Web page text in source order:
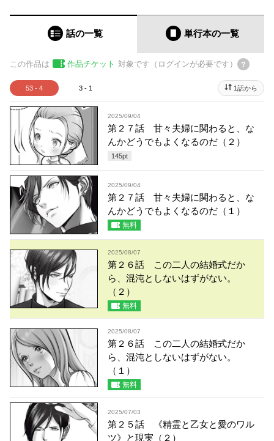
話の一覧 単行本の一覧
この作品は 作品チケット 対象です（ログインが必要です）
53 - 4 3 - 1 1話から
2025/09/04
第２７話 甘々夫婦に関わると、な
んかどうでもよくなるのだ（２）
145pt
2025/09/04
第２７話 甘々夫婦に関わると、な
んかどうでもよくなるのだ（１）
無料
2025/08/07
第２６話 この二人の結婚式だか
ら、混沌としないはずがない。
（２）
無料
2025/08/07
第２６話 この二人の結婚式だか
ら、混沌としないはずがない。
（１）
無料
2025/07/03
第２５話 《精霊と乙女と愛のワル
ツ》と現実（２）